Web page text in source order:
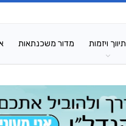
תיווך ויזמות מדור משכנתאות